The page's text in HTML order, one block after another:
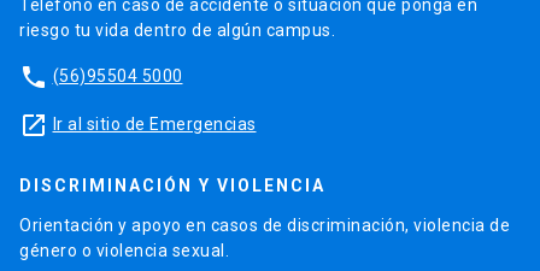
Teléfono en caso de accidente o situación que ponga en
riesgo tu vida dentro de algún campus.
phone (56)95504 5000
launch Ir al sitio de Emergencias
DISCRIMINACIÓN Y VIOLENCIA
Orientación y apoyo en casos de discriminación, violencia de
género o violencia sexual.